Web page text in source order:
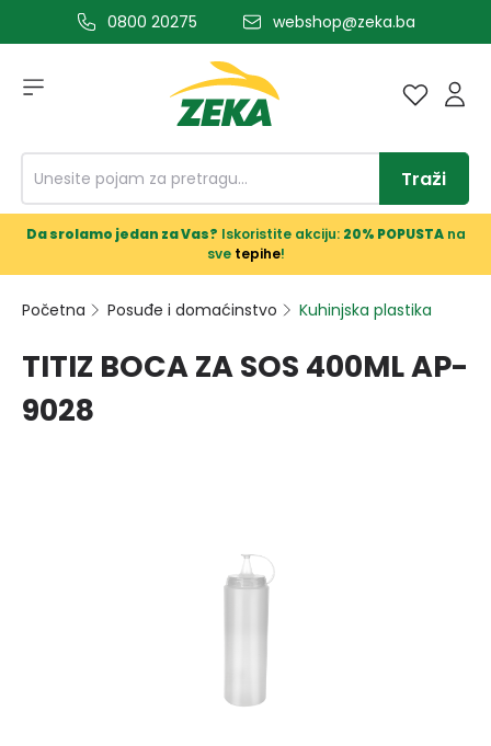
glavni sadržaj0800 20275 webshop@zeka.ba
Traži
Da srolamo jedan za Vas? Iskoristite akciju: 20% POPUSTAna
sve tepihe!
Početna Posuđe i domaćinstvo Kuhinjska plastika
TITIZ BOCA ZA SOS 400ML AP-
9028